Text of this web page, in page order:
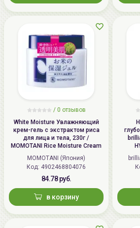
/ 0 отзывов
White Moisture Увлажняющий
крем-гель с экстрактом риса
для лица и тела, 230г /
MOMOTANI Rice Moisture Cream
MOMOTANI (Япония)
Код: 4902468804076
84.78 руб.
в корзину